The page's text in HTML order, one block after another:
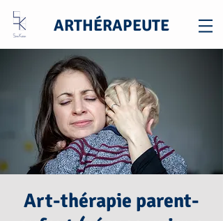
ARTHÉRAPEUTE
Art-thérapie parent-